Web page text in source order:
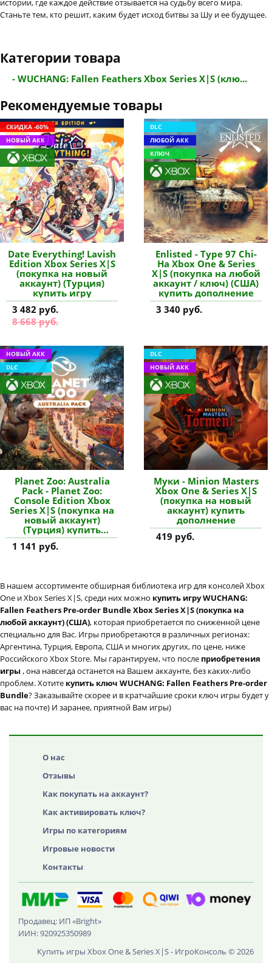
истории, где каждое действие отзывается на судьбу всего мира.
Станьте тем, кто решит, каким будет исход битвы за Шу и ее будущее.
Категории товара
- WUCHANG: Fallen Feathers Xbox Series X|S (клю...
Рекомендуемые товары
СКИДКА -60%
НОВЫЙ АКК
Date Everything! Lavish
Edition Xbox Series X|S
(покупка на новый
аккаунт) (Турция)
купить игру
3 482 руб.
8 668 руб.
DLC
ЛЮБОЙ АКК
КЛЮЧ
Enlisted - Type 97 Chi-
Ha Xbox One & Series
X|S (покупка на любой
аккаунт / ключ) (США)
купить дополнение
3 340 руб.
НОВЫЙ АКК
DLC
Planet Zoo: Australia
Pack - Planet Zoo:
Console Edition Xbox
Series X|S (покупка на
новый аккаунт)
(Турция) купить
дополнение
1 141 руб.
DLC
НОВЫЙ АКК
Муки - Minion Masters
Xbox One & Series X|S
(покупка на новый
аккаунт) купить
дополнение
419 руб.
В нашем ассортименте обширная библиотека игр для консолей Xbox
One и Xbox Series X|S, среди них можно купить игру WUCHANG:
Fallen Feathers Pre-order Bundle Xbox Series X|S (покупка на
любой аккаунт) (США), которая приобретается по сниженной цене
специально для Вас. Игры приобретаются в различных регионах:
Аргентина, Турция, Европа, США и многих других, по цене, ниже
Российского Xbox Store. Мы гарантируем, что после приобретения
игры , она навсегда останется на Вашем аккаунте, без каких-либо
проблем. Хотите купить ключ WUCHANG: Fallen Feathers Pre-order
Bundle? Заказывайте скорее и в кратчайшие сроки ключ игры будет у
вас на почте) И заранее, приятной Вам игры)
О нас
Отзывы
Как покупать на аккаунт?
Как активировать ключ?
Игры по категориям
Игровые новости
Контакты
Продавец: ИП «Bright»
ИИН: 920925350989
Купить игры Xbox One & Series X|S - ИгроКонсоль © 2026